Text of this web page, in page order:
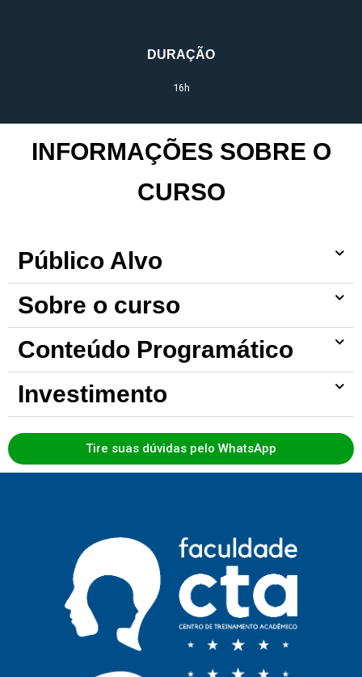
DURAÇÃO
16h
INFORMAÇÕES SOBRE O
CURSO
Público Alvo
Sobre o curso
Conteúdo Programático
Investimento
Tire suas dúvidas pelo WhatsApp